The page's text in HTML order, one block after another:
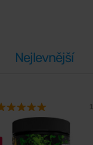
Nejlevnější